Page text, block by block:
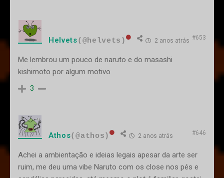
Helvets(@helvets) 2 anos atrás #653
Me lembrou um pouco de naruto e do masashi
kishimoto por algum motivo
3
Athos(@athos) 2 anos atrás #646
Achei a ambientação e ideias legais apesar da arte ser
ruim, me deu uma vibe Naruto com os close nos pés e